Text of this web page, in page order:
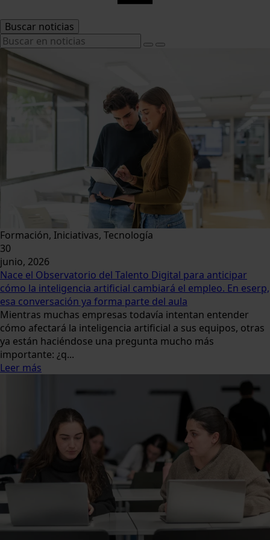
Buscar noticias
Formación, Iniciativas, Tecnología
30
junio, 2026
Nace el Observatorio del Talento Digital para anticipar
cómo la inteligencia artificial cambiará el empleo. En eserp,
esa conversación ya forma parte del aula
Mientras muchas empresas todavía intentan entender
cómo afectará la inteligencia artificial a sus equipos, otras
ya están haciéndose una pregunta mucho más
importante: ¿q...
Leer más